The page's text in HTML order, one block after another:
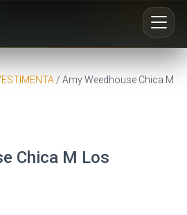
/ Amy Weedhouse Chica M
Chica M Los